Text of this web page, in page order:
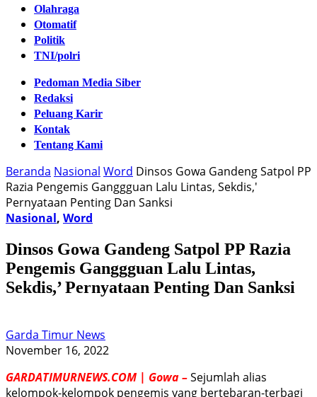
Olahraga
Otomatif
Politik
TNI/polri
Pedoman Media Siber
Redaksi
Peluang Karir
Kontak
Tentang Kami
Beranda Nasional Word Dinsos Gowa Gandeng Satpol PP
Razia Pengemis Ganggguan Lalu Lintas, Sekdis,'
Pernyataan Penting Dan Sanksi
Nasional, Word
Dinsos Gowa Gandeng Satpol PP Razia
Pengemis Ganggguan Lalu Lintas,
Sekdis,’ Pernyataan Penting Dan Sanksi
Garda Timur News
November 16, 2022
GARDATIMURNEWS.COM | Gowa –Sejumlah alias
kelompok-kelompok pengemis yang bertebaran-terbagi